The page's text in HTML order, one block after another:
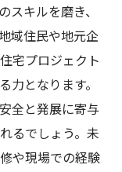
スキルを磨き、
域住民や地元企
宅プロジェクト
力となります。
全と発展に寄与
るでしょう。未
や現場での経験